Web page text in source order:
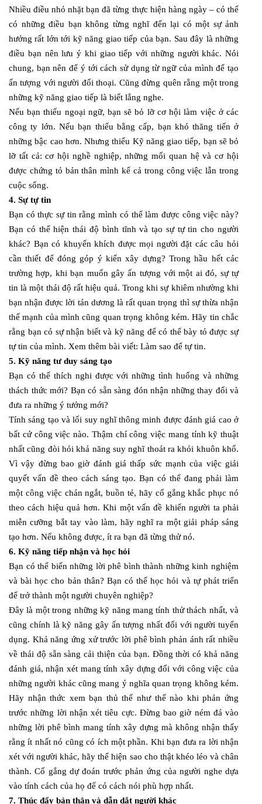
Nhiều điều nhỏ nhặt bạn đã từng thực hiện hàng ngày – có thể
có những điều bạn không từng nghĩ đến lại có một sự ảnh
hưởng rất lớn tới kỹ năng giao tiếp của bạn. Sau đây là những
điều bạn nên lưu ý khi giao tiếp với những người khác. Nói
chung, bạn nên để ý tới cách sử dụng từ ngữ của mình để tạo
ấn tượng với người đối thoại. Cũng đừng quên rằng một trong
những kỹ năng giao tiếp là biết lắng nghe.
Nếu bạn thiếu ngoại ngữ, bạn sẽ bỏ lỡ cơ hội làm việc ở các
công ty lớn. Nếu bạn thiếu bằng cấp, bạn khó thăng tiến ở
những bậc cao hơn. Nhưng thiếu Kỹ năng giao tiếp, bạn sẽ bỏ
lỡ tất cả: cơ hội nghề nghiệp, những mối quan hệ và cơ hội
được chứng tỏ bản thân mình kể cả trong công việc lẫn trong
cuộc sống.
4. Sự tự tin
Bạn có thực sự tin rằng mình có thể làm được công việc này?
Bạn có thể hiện thái độ bình tĩnh và tạo sự tự tin cho người
khác? Bạn có khuyến khích được mọi người đặt các câu hỏi
cần thiết để đóng góp ý kiến xây dựng? Trong hầu hết các
trường hợp, khi bạn muốn gây ấn tượng với một ai đó, sự tự
tin là một thái độ rất hiệu quả. Trong khi sự khiêm nhường khi
bạn nhận được lời tán dương là rất quan trọng thì sự thừa nhận
thế mạnh của mình cũng quan trọng không kém. Hãy tin chắc
rằng bạn có sự nhận biết và kỹ năng để có thể bày tỏ được sự
tự tin của mình. Xem thêm bài viết: Làm sao để tự tin.
5. Kỹ năng tư duy sáng tạo
Bạn có thể thích nghi được với những tình huống và những
thách thức mới? Bạn có sẵn sàng đón nhận những thay đổi và
đưa ra những ý tưởng mới?
Tính sáng tạo và lối suy nghĩ thông minh được đánh giá cao ở
bất cứ công việc nào. Thậm chí công việc mang tính kỹ thuật
nhất cũng đòi hỏi khả năng suy nghĩ thoát ra khỏi khuôn khổ.
Vì vậy đừng bao giờ đánh giá thấp sức mạnh của việc giải
quyết vấn đề theo cách sáng tạo. Bạn có thể đang phải làm
một công việc chán ngắt, buồn tẻ, hãy cố gắng khắc phục nó
theo cách hiệu quả hơn. Khi một vấn đề khiến người ta phải
miễn cưỡng bắt tay vào làm, hãy nghĩ ra một giải pháp sáng
tạo hơn. Nếu không được, ít ra bạn đã từng thử nó.
6. Kỹ năng tiếp nhận và học hỏi
Bạn có thể biến những lời phê bình thành những kinh nghiệm
và bài học cho bản thân? Bạn có thể học hỏi và tự phát triển
để trở thành một người chuyên nghiệp?
Đây là một trong những kỹ năng mang tính thử thách nhất, và
cũng chính là kỹ năng gây ấn tượng nhất đối với người tuyển
dụng. Khả năng ứng xử trước lời phê bình phản ánh rất nhiều
về thái độ sẵn sàng cải thiện của bạn. Đồng thời có khả năng
đánh giá, nhận xét mang tính xây dựng đối với công việc của
những người khác cũng mang ý nghĩa quan trọng không kém.
Hãy nhận thức xem bạn thủ thế như thế nào khi phản ứng
trước những lời nhận xét tiêu cực. Đừng bao giờ ném đá vào
những lời phê bình mang tính xây dựng mà không nhận thấy
rằng ít nhất nó cũng có ích một phần. Khi bạn đưa ra lời nhận
xét với người khác, hãy thể hiện sao cho thật khéo léo và chân
thành. Cố gắng dự đoán trước phản ứng của người nghe dựa
vào tính cách của họ để có cách nói phù hợp nhất.
7. Thúc đẩy bản thân và dẫn dắt người khác